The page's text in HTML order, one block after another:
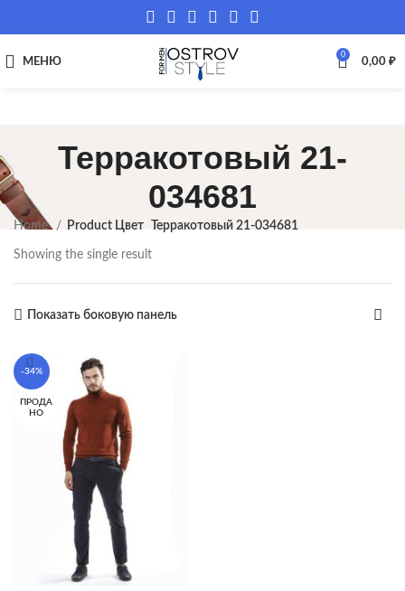
МЕНЮ
0
0,00 ₽
Терракотовый 21-
034681
Home Product Цвет Терракотовый 21-034681
Showing the single result
Показать боковую панель
-34%
ПРОДА
НО